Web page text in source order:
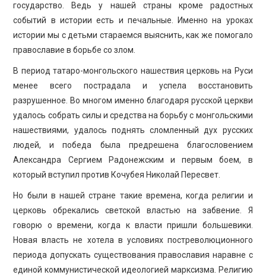
государство. Ведь у нашей страны кроме радостных
событий в истории есть и печальные. Именно на уроках
истории мы с детьми стараемся выяснить, как же помогало
православие в борьбе со злом.
В период татаро-монгольского нашествия церковь на Руси
менее всего пострадала и успела восстановить
разрушенное. Во многом именно благодаря русской церкви
удалось собрать силы и средства на борьбу с монгольскими
нашествиями, удалось поднять сломленный дух русских
людей, и победа была предрешена благословением
Александра Сергием Радонежским и первым боем, в
который вступил против Кочубея Николай Пересвет.
Но были в нашей стране такие времена, когда религии и
церковь обрекались светской властью на забвение. Я
говорю о времени, когда к власти пришли большевики.
Новая власть не хотела в условиях постреволюционного
периода допускать существования православия наравне с
единой коммунистической идеологией марксизма. Религию